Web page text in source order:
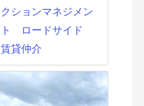
クションマネジメン
ト
ロードサイド
賃貸仲介